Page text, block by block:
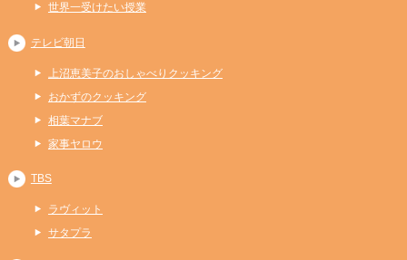
世界一受けたい授業
テレビ朝日
上沼恵美子のおしゃべりクッキング
おかずのクッキング
相葉マナブ
家事ヤロウ
TBS
ラヴィット
サタプラ